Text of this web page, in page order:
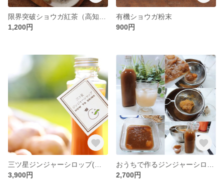
1,200円
有機ショウガ粉末
900円
3,900円
2,700円